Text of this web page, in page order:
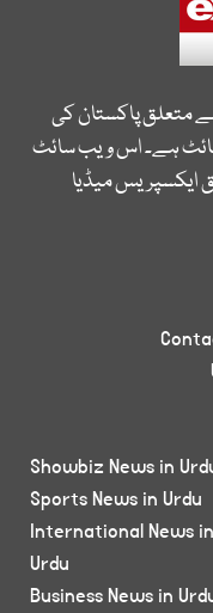
متعلق پاکستان کی
ہے۔ اس ویب سائٹ
ایکسپریس میڈیا
Showbiz News in
Sports News in Urdu
International News in
Urdu
Business News in